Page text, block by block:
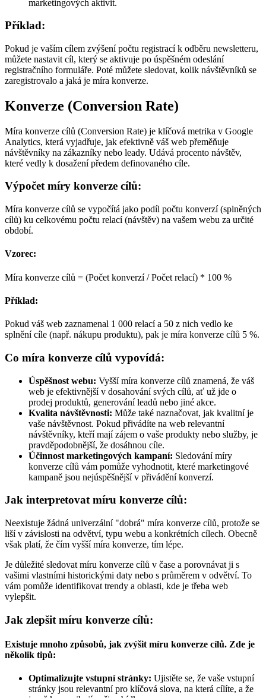
marketingových aktivit.
Příklad:
Pokud je vaším cílem zvýšení počtu registrací k odběru newsletteru,
můžete nastavit cíl, který se aktivuje po úspěšném odeslání
registračního formuláře. Poté můžete sledovat, kolik návštěvníků se
zaregistrovalo a jaká je míra konverze.
Konverze (Conversion Rate)
Míra konverze cílů (Conversion Rate) je klíčová metrika v Google
Analytics, která vyjadřuje, jak efektivně váš web přeměňuje
návštěvníky na zákazníky nebo leady. Udává procento návštěv,
které vedly k dosažení předem definovaného cíle.
Výpočet míry konverze cílů:
Míra konverze cílů se vypočítá jako podíl počtu konverzí (splněných
cílů) ku celkovému počtu relací (návštěv) na vašem webu za určité
období.
Vzorec:
Míra konverze cílů = (Počet konverzí / Počet relací) * 100 %
Příklad:
Pokud váš web zaznamenal 1 000 relací a 50 z nich vedlo ke
splnění cíle (např. nákupu produktu), pak je míra konverze cílů 5 %.
Co míra konverze cílů vypovídá:
Úspěšnost webu: Vyšší míra konverze cílů znamená, že váš
web je efektivnější v dosahování svých cílů, ať už jde o
prodej produktů, generování leadů nebo jiné akce.
Kvalita návštěvnosti: Může také naznačovat, jak kvalitní je
vaše návštěvnost. Pokud přivádíte na web relevantní
návštěvníky, kteří mají zájem o vaše produkty nebo služby, je
pravděpodobnější, že dosáhnou cíle.
Účinnost marketingových kampaní: Sledování míry
konverze cílů vám pomůže vyhodnotit, které marketingové
kampaně jsou nejúspěšnější v přivádění konverzí.
Jak interpretovat míru konverze cílů:
Neexistuje žádná univerzální "dobrá" míra konverze cílů, protože se
liší v závislosti na odvětví, typu webu a konkrétních cílech. Obecně
však platí, že čím vyšší míra konverze, tím lépe.
Je důležité sledovat míru konverze cílů v čase a porovnávat ji s
vašimi vlastními historickými daty nebo s průměrem v odvětví. To
vám pomůže identifikovat trendy a oblasti, kde je třeba web
vylepšit.
Jak zlepšit míru konverze cílů:
Existuje mnoho způsobů, jak zvýšit míru konverze cílů. Zde je
několik tipů:
Optimalizujte vstupní stránky: Ujistěte se, že vaše vstupní
stránky jsou relevantní pro klíčová slova, na která cílíte, a že